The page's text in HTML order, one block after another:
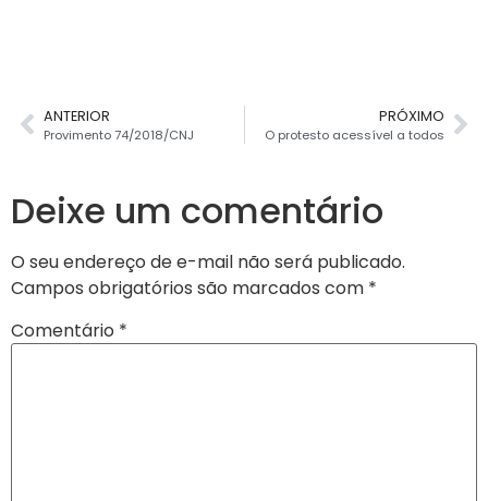
ANTERIOR
Provimento 74/2018/CNJ
PRÓXIMO
O protesto acessível a todos
Deixe um comentário
O seu endereço de e-mail não será publicado.
Campos obrigatórios são marcados com *
Comentário *